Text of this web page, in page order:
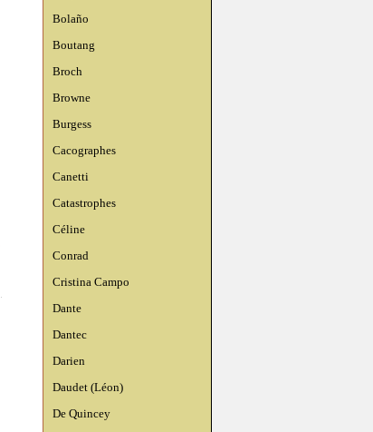
Bolaño
Boutang
Broch
Browne
Burgess
Cacographes
Canetti
Catastrophes
Céline
Conrad
Cristina Campo
Dante
Dantec
Darien
Daudet (Léon)
De Quincey